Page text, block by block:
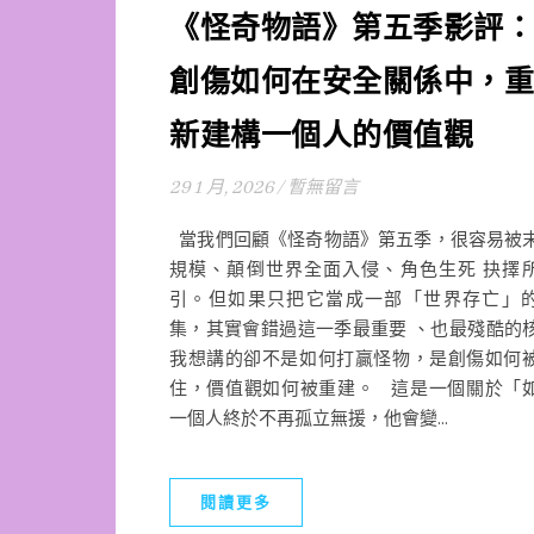
《怪奇物語》第五季影評：
創傷如何在安全關係中，重
新建構一個人的價值觀
29 1 月, 2026 / 暫無留言
當我們回顧《怪奇物語》第五季，很容易被
規模、顛倒世界全面入侵、角色生死 抉擇
引。但如果只把它當成一部「世界存亡」
集，其實會錯過這一季最重要 、也最殘酷的
我想講的卻不是如何打贏怪物，是創傷如何
住，價值觀如何被重建。 這是一個關於「
一個人終於不再孤立無援，他會變...
閱讀更多